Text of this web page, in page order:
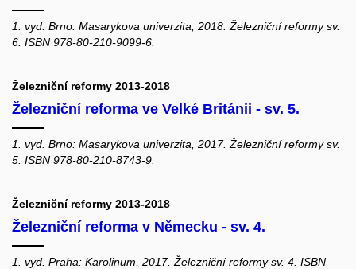
1. vyd. Brno: Masarykova univerzita, 2018. Železniční reformy sv.
6. ISBN 978-80-210-9099-6.
Železniční reformy 2013-2018
Železniční reforma ve Velké Británii - sv. 5.
1. vyd. Brno: Masarykova univerzita, 2017. Železniční reformy sv.
5. ISBN 978-80-210-8743-9.
Železniční reformy 2013-2018
Železniční reforma v Německu - sv. 4.
1. vyd. Praha: Karolinum, 2017. Železniční reformy sv. 4. ISBN